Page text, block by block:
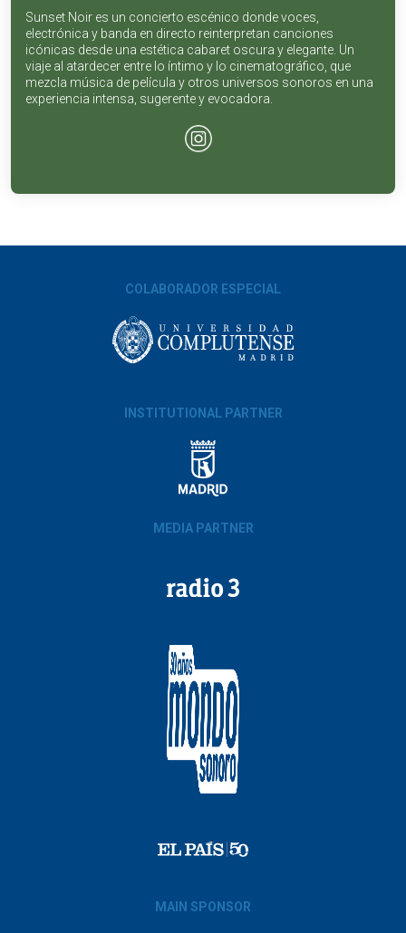
Sunset Noir es un concierto escénico donde voces,
electrónica y banda en directo reinterpretan canciones
icónicas desde una estética cabaret oscura y elegante. Un
viaje al atardecer entre lo íntimo y lo cinematográfico, que
mezcla música de película y otros universos sonoros en una
experiencia intensa, sugerente y evocadora.
COLABORADOR ESPECIAL
INSTITUTIONAL PARTNER
MEDIA PARTNER
MAIN SPONSOR